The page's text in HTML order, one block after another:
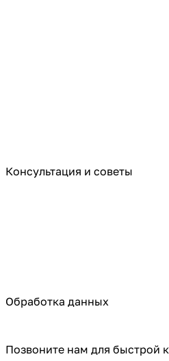
Консультация и советы
Обработка данных
Позвоните нам для быстрой